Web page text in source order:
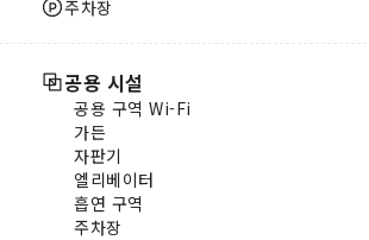
주차장
공용 시설
공용 구역 Wi-Fi
가든
자판기
엘리베이터
흡연 구역
주차장